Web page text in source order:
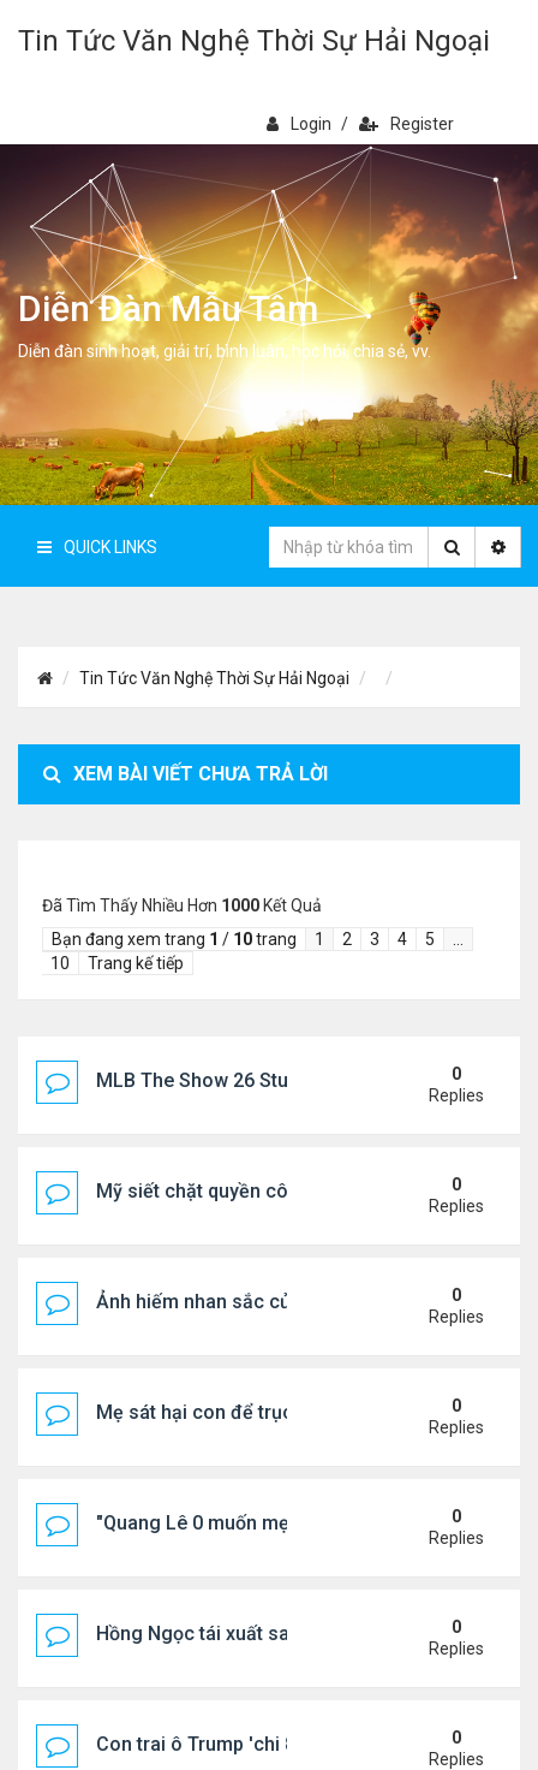
Tin Tức Văn Nghệ Thời Sự Hải Ngoại
Login / Register
Diễn Đàn Mẫu Tâm
Diễn đàn sinh hoạt, giải trí, bình luân, học hỏi, chia sẻ, vv.
QUICK LINKS
Tin Tức Văn Nghệ Thời Sự Hải Ngoại
XEM BÀI VIẾT CHƯA TRẢ LỜI
Đã Tìm Thấy Nhiều Hơn 1000 Kết Quả
Bạn đang xem trang 1 / 10trang 1 2 3 4 5
10
Trang kế tiếp
MLB The Show 26 Stubs Tips for Efficient
0
Replies
Mỹ siết chặt quyền công dân theo nơi sinh, mở
0
Replies
Ảnh hiếm nhan sắc của Thẩm Thuý Hằng0
Replies
Mẹ sát hại con để trục lợi bảo hiểm
0
Replies
"Quang Lê 0 muốn mẹ thua kém người khác"
0
Replies
Hồng Ngọc tái xuất sau nhiều năm ở ẩn
0
Replies
Con trai ô Trump 'chi 8.5 triệu để xóa ràng buộc
0
Replies